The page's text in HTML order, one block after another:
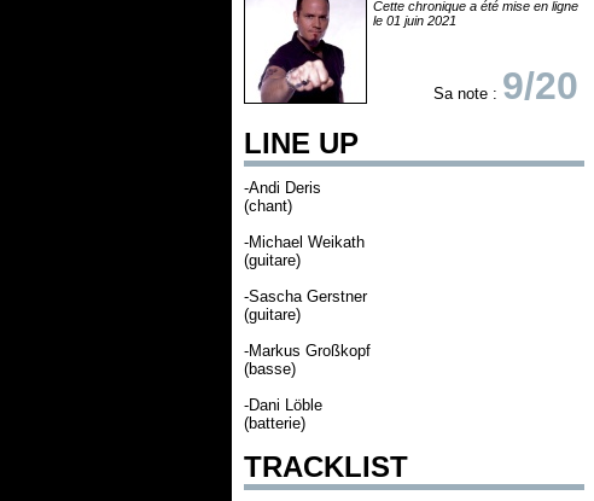
Cette chronique a été mise en ligne
le 01 juin 2021
Sa note : 9/20
LINE UP
-Andi Deris
(chant)
-Michael Weikath
(guitare)
-Sascha Gerstner
(guitare)
-Markus Großkopf
(basse)
-Dani Löble
(batterie)
TRACKLIST